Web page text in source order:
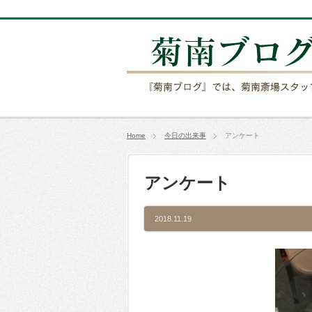
Home 今日の出来事 アンケート
アンケート
2018.11.19